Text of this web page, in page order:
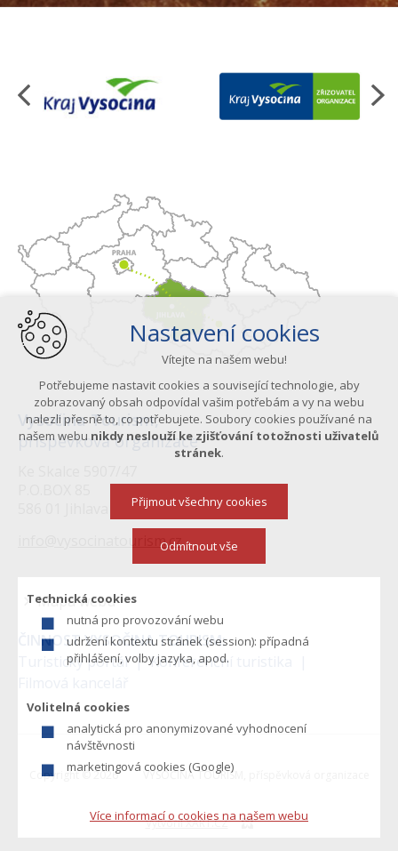
ČINNOST VYSOČINA TOURISM:
Turistický portál
Konferenční turistika
Vysočina Tourism,
příspěvková organizace
info@vysocinatourism.cz
Menu
zápatí
Mapa webu
Copyright © 2026 VYSOČINA TOURISM, příspěvková organizace
Vytvořil XART.CZ
Nastavení cookies
Vítejte na našem webu!
Potřebujeme nastavit cookies a související technologie, aby
zobrazovaný obsah odpovídal vašim potřebám a vy na webu
nalezli přesně to, co potřebujete. Soubory cookies používané na
našem webu nikdy neslouží ke zjišťování totožnosti uživatelů
stránek.
Technická cookies
nutná pro provozování webu
udržení kontextu stránek (session): případná
přihlášení, volby jazyka, apod.
Volitelná cookies
analytická pro anonymizované vyhodnocení
návštěvnosti
marketingová cookies (Google)
Více informací o cookies na našem webu
Přijmout všechny cookies
Odmítnout vše